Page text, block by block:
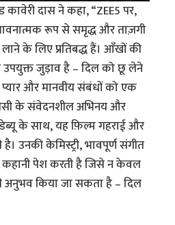
कावेरी दास ने कहा, “ZEE5 पर,
रूप से समृद्ध और ताज़गी
के लिए प्रतिबद्ध हैं। आँखों की
उपयुक्त जुड़ाव है – दिल को छू लेने
प्यार और मानवीय संबंधों को एक
के संवेदनशील अभिनय और
के साथ, यह फ़िल्म गहराई और
है। उनकी केमिस्ट्री, भावपूर्ण संगीत
पेश करती है जिसे न केवल
किया जा सकता है – दिल